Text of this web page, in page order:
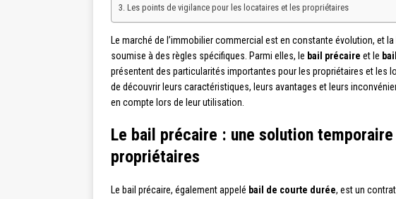
Les points de vigilance pour les locataires et les propriétaires
Le marché de l’immobilier commercial est en constante évolution, et
soumise à des règles spécifiques. Parmi elles, le bail précaire et le
présentent des particularités importantes pour les propriétaires et les
de découvrir leurs caractéristiques, leurs avantages et leurs
en compte lors de leur utilisation.
Le bail précaire : une solution
propriétaires
Le bail précaire, également appelé bail de courte durée, est un